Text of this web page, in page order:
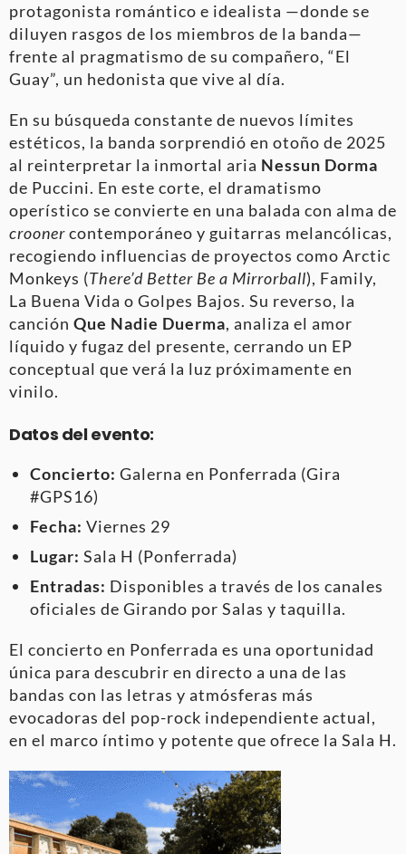
protagonista romántico e idealista —donde se
diluyen rasgos de los miembros de la banda—
frente al pragmatismo de su compañero, “El
Guay”, un hedonista que vive al día.
En su búsqueda constante de nuevos límites
estéticos, la banda sorprendió en otoño de 2025
al reinterpretar la inmortal aria Nessun Dorma
de Puccini. En este corte, el dramatismo
operístico se convierte en una balada con alma de
croonercontemporáneo y guitarras melancólicas,
recogiendo influencias de proyectos como Arctic
Monkeys (There’d Better Be a Mirrorball), Family,
La Buena Vida o Golpes Bajos. Su reverso, la
canción Que Nadie Duerma, analiza el amor
líquido y fugaz del presente, cerrando un EP
conceptual que verá la luz próximamente en
vinilo.
Datos del evento:
Concierto: Galerna en Ponferrada (Gira
#GPS16)
Fecha: Viernes 29
Lugar: Sala H (Ponferrada)
Entradas: Disponibles a través de los canales
oficiales de Girando por Salas y taquilla.
El concierto en Ponferrada es una oportunidad
única para descubrir en directo a una de las
bandas con las letras y atmósferas más
evocadoras del pop-rock independiente actual,
en el marco íntimo y potente que ofrece la Sala H.